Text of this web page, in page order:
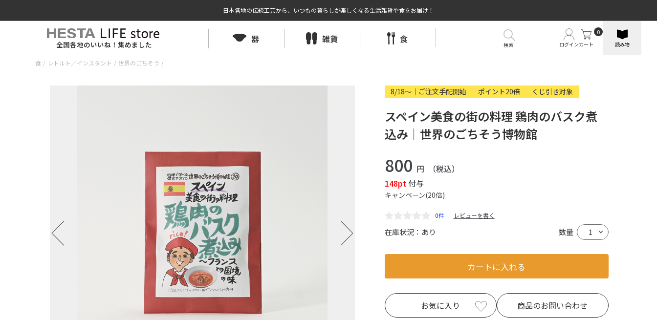
日本各地の伝統工芸から、いつもの暮らしが楽しくなる生活雑貨や食をお届け！
全国各地のいいね！集めました 器 雑貨 食 ログインカート
0
読み物
検索
食 / レトルト／インスタント / 世界のごちそう /
8/18〜｜ご注文手配開始 ポイント20倍 くじ引き対象
スペイン美食の街の料理 鶏肉のバスク煮
込み｜世界のごちそう博物館
800 円
（税込）
148pt付与
キャンペーン(20倍)
0件 レビューを書く
在庫状況： あり 数量
カートに入れる
お気に入り 商品のお問い合わせ